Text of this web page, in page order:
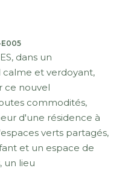
E005
dans un
et verdoyant,
ce nouvel
commodités,
d'une résidence à
verts partagés,
et un espace de
un lieu